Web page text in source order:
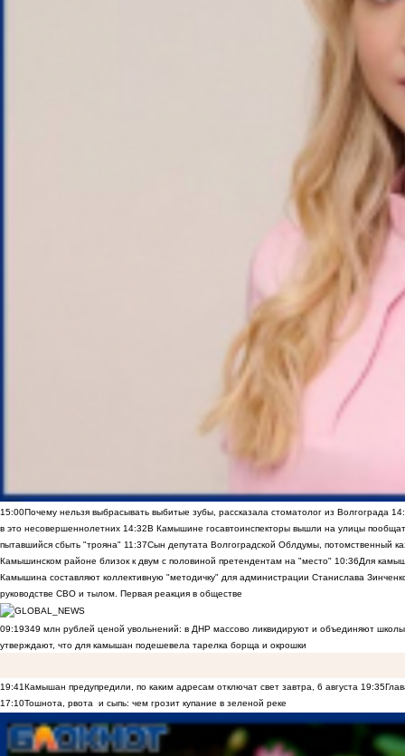
15:00Почему нельзя выбрасывать выбитые зубы, рассказала стоматолог из Волгограда
в это несовершеннолетних 14:32В Камышине госавтоинспекторы вышли на улицы
пытавшийся сбыть "трояна" 11:37Сын депутата Волгоградской Облдумы, потомственный
Камышинском районе близок к двум с половиной претендентам на "место" 10:36Для
Камышина составляют коллективную "методичку" для администрации Станислава
руководстве СВО и тылом. Первая реакция в обществе
09:19349 млн рублей ценой увольнений: в ДНР массово ликвидируют и объединяют
утверждают, что для камышан подешевела тарелка борща и окрошки
19:41Камышан предупредили, по каким адресам отключат свет завтра, 6 августа 19:35
17:10Тошнота, рвота и сыпь: чем грозит купание в зеленой реке